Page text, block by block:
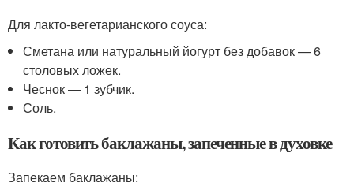
Для лакто-вегетарианского соуса:
Сметана или натуральный йогурт без добавок — 6
столовых ложек.
Чеснок — 1 зубчик.
Соль.
Как готовить баклажаны, запеченные в духовке
Запекаем баклажаны: